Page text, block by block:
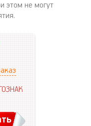
этом не могут